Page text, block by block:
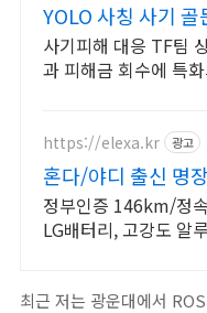
YOLO 사칭 사기 골
사기피해 대응 TF팀
과 피해금 회수에 특
https://elexa.kr 광고
혼다/야디 출신 명
정부인증 146km/정
LG배터리, 고강도 알
최근 저는 광운대에서